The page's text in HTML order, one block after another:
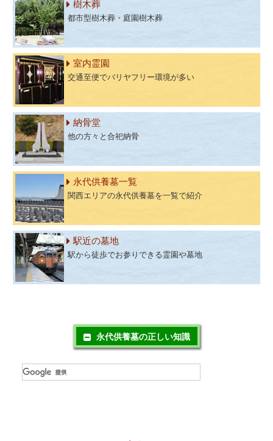
樹木葬
都市型樹木葬・庭園樹木葬
室内霊園
交通至便でバリヤフリー環境が多い
納骨堂
他の方々と合祀納骨
永代供養墓一覧
関西エリアの永代供養墓を一覧で紹介
駅近の墓地
駅から徒歩でお参りできる霊園や墓地
永代供養墓の正しい知識